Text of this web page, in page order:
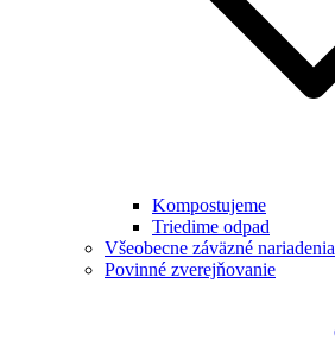
Kompostujeme
Triedime odpad
Všeobecne záväzné nariadenia
Povinné zverejňovanie